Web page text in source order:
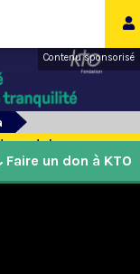
Contenu sponsorisé
de la
»
Faire un don à KTO